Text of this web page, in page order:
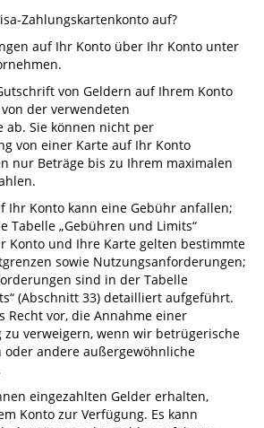
Zahlungskartenkonto auf?
auf Ihr Konto über Ihr Konto unter
von Geldern auf Ihrem Konto
der verwendeten
ab. Sie können nicht per
von einer Karte auf Ihr Konto
nur Beträge bis zu Ihrem maximalen
Ihr Konto kann eine Gebühr anfallen;
Tabelle „Gebühren und Limits“
Konto und Ihre Karte gelten bestimmte
sowie Nutzungsanforderungen;
sind in der Tabelle
(Abschnitt 33) detailliert aufgeführt.
Recht vor, die Annahme einer
verweigern, wenn wir betrügerische
andere außergewöhnliche
eingezahlten Gelder erhalten,
Konto zur Verfügung. Es kann